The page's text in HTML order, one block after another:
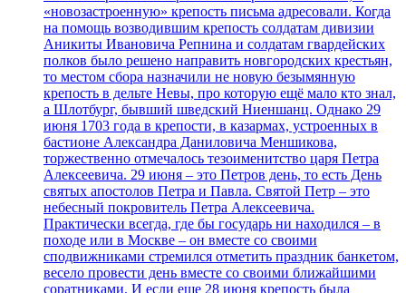
«новозастроенную» крепость письма адресовали. Когда
на помощь возводившим крепость солдатам дивизии
Аникиты Ивановича Репнина и солдатам гвардейских
полков было решено направить новгородских крестьян,
то местом сбора назначили не новую безымянную
крепость в дельте Невы, про которую ещё мало кто знал,
а Шлотбург, бывший шведский Ниеншанц. Однако 29
июня 1703 года в крепости, в казармах, устроенных в
бастионе Александра Даниловича Меншикова,
торжественно отмечалось тезоименитство царя Петра
Алексеевича. 29 июня – это Петров день, то есть День
святых апостолов Петра и Павла. Святой Петр – это
небесный покровитель Петра Алексеевича.
Практически всегда, где бы государь ни находился – в
походе или в Москве – он вместе со своими
сподвижниками стремился отметить праздник банкетом,
весело провести день вместе со своими ближайшими
соратниками. И если еще 28 июня крепость была